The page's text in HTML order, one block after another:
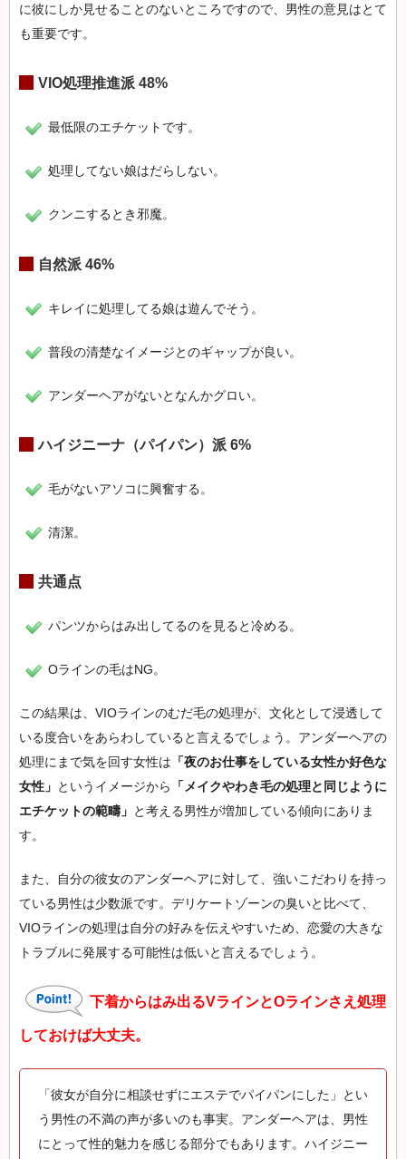
に彼にしか見せることのないところですので、男性の意見はとて
も重要です。
VIO処理推進派 48%
最低限のエチケットです。
処理してない娘はだらしない。
クンニするとき邪魔。
自然派 46%
キレイに処理してる娘は遊んでそう。
普段の清楚なイメージとのギャップが良い。
アンダーヘアがないとなんかグロい。
ハイジニーナ（パイパン）派 6%
毛がないアソコに興奮する。
清潔。
共通点
パンツからはみ出してるのを見ると冷める。
Oラインの毛はNG。
この結果は、VIOラインのむだ毛の処理が、文化として浸透して
いる度合いをあらわしていると言えるでしょう。アンダーヘアの
処理にまで気を回す女性は 「夜のお仕事をしている女性か好色な
女性」 というイメージから
「メイクやわき毛の処理と同じように
エチケットの範疇」 と考える男性が増加している傾向にありま
す。
また、自分の彼女のアンダーヘアに対して、強いこだわりを持っ
ている男性は少数派です。デリケートゾーンの臭いと比べて、
VIOラインの処理は自分の好みを伝えやすいため、恋愛の大きな
トラブルに発展する可能性は低いと言えるでしょう。
下着からはみ出るVラインとOラインさえ処理
しておけば大丈夫。
「彼女が自分に相談せずにエステでパイパンにした」とい
う男性の不満の声が多いのも事実。アンダーヘアは、男性
にとって性的魅力を感じる部分でもあります。ハイジニー